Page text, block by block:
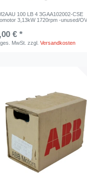
100 LB 4 3GAA102002-CSE
3,13kW 1720rpm -unused/
€ *
MwSt. zzgl.Versandkosten